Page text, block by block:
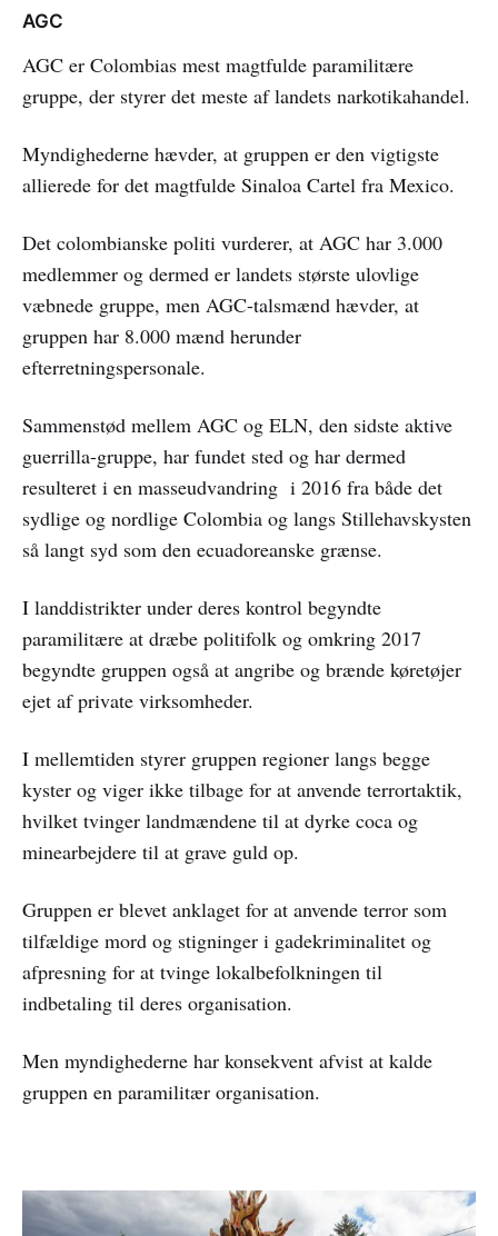
AGC
AGC er Colombias mest magtfulde paramilitære
gruppe, der styrer det meste af landets narkotikahandel.
Myndighederne hævder, at gruppen er den vigtigste
allierede for det magtfulde Sinaloa Cartel fra Mexico.
Det colombianske politi vurderer, at AGC har 3.000
medlemmer og dermed er landets største ulovlige
væbnede gruppe, men AGC-talsmænd hævder, at
gruppen har 8.000 mænd herunder
efterretningspersonale.
Sammenstød mellem AGC og ELN, den sidste aktive
guerrilla-gruppe, har fundet sted og har dermed
resulteret i en masseudvandring i 2016 fra både det
sydlige og nordlige Colombia og langs Stillehavskysten
så langt syd som den ecuadoreanske grænse.
I landdistrikter under deres kontrol begyndte
paramilitære at dræbe politifolk og omkring 2017
begyndte gruppen også at angribe og brænde køretøjer
ejet af private virksomheder.
I mellemtiden styrer gruppen regioner langs begge
kyster og viger ikke tilbage for at anvende terrortaktik,
hvilket tvinger landmændene til at dyrke coca og
minearbejdere til at grave guld op.
Gruppen er blevet anklaget for at anvende terror som
tilfældige mord og stigninger i gadekriminalitet og
afpresning for at tvinge lokalbefolkningen til
indbetaling til deres organisation.
Men myndighederne har konsekvent afvist at kalde
gruppen en paramilitær organisation.